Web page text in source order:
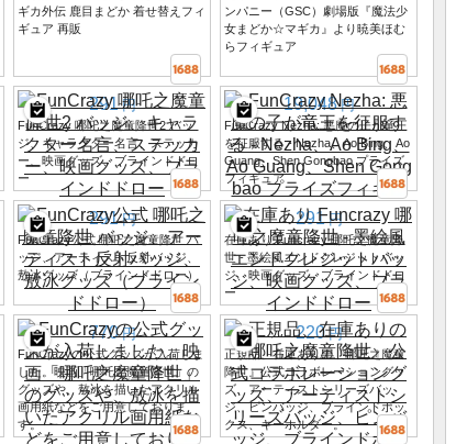
ギカ外伝 鹿目まどか 着せ替えフィ
ギュア 再販
ンパニー（GSC）劇場版『魔法少
女まどか☆マギカ』より暁美ほむ
らフィギュア
291 円
FunCrazy 哪吒之魔童降世2 バッ
ジ、キャラクター名言、ステッカ
ー、映画グッズ、ブラインドドロ
ー
19,048 円
FunCrazy Nezha: 悪魔の子が竜王
を征服する - Nezha、Ao Bing、Ao
Guang、Shen Gongbao プライズ
フィギュア
291 円
FunCrazy公式 哪吒之魔童降世 バ
ッジ、アーティスト反射バッジ、
敖冰グッズ（ブラインドドロー）
291 円
在庫あり Funcrazy 哪吒之魔童降
世 - 墨絵風エンドクレジットバッ
ジ、映画グッズ、ブラインドドロ
ー
770 円
FunCrazyの公式グッズが入荷しま
した。映画「哪吒之魔童降世」の
グッズや、敖冰を描いたアクリル
画用紙などをご用意しておりま
す。
220 円
正規品、在庫ありの『哪吒之魔童
降世』公式コラボレーショングッ
ズ、アーティストシリーズバッ
ジ、ピンバッジ、ブラインドボッ
クス、キーホルダー。